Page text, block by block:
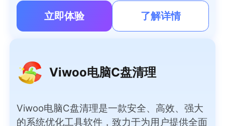
立即体验 了解详情
Viwoo电脑C盘清理
Viwoo电脑C盘清理是一款安全、高效、强大
的系统优化工具软件，致力于为用户提供全面